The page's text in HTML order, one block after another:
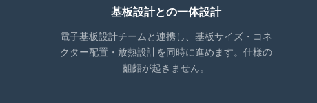
基板設計との一体設計
電子基板設計チームと連携し、基板サイズ・コネ
クター配置・放熱設計を同時に進めます。仕様の
齟齬が起きません。